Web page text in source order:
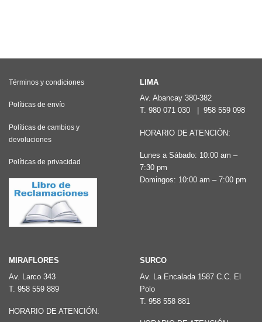
se
pueden
elegir
página
Términos y condiciones
Políticas de envío
Políticas de cambios y
devoluciones
Políticas de privacidad
LIMA
Av. Abancay 380-382
T. 980 071 030 958 559 098
HORARIO DE ATENCIÓN:
Lunes a Sábado: 10:00 am –
7:30 pm
Domingos: 10:00 am – 7:00 pm
MIRAFLORES
Av. Larco 343
T. 958 559 889
HORARIO DE ATENCIÓN:
SURCO
Av. La Encalada 1587 C.C. El
Polo
T. 958 558 881